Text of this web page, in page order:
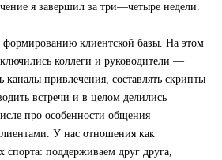
я завершил за три—четыре недели.
формированию клиентской базы. На этом
коллеги и руководители —
каналы привлечения, составлять скрипты
встречи и в целом делились
про особенности общения
У нас отношения как
спорта: поддерживаем друг друга,